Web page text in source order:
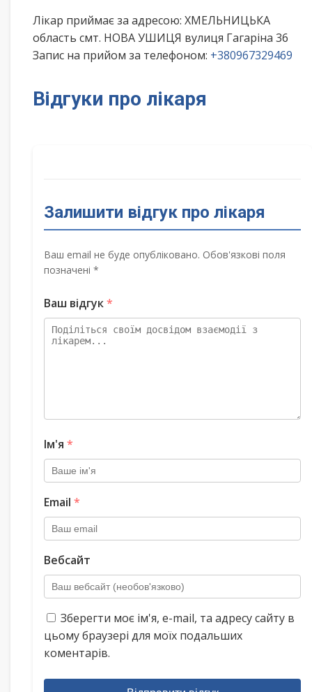
Лікар приймає за адресою: ХМЕЛЬНИЦЬКА
область смт. НОВА УШИЦЯ вулиця Гагаріна 36
Запис на прийом за телефоном: +380967329469
Відгуки про лікаря
Залишити відгук про лікаря
Ваш email не буде опубліковано. Обов'язкові поля
позначені *
Ваш відгук*
Ім'я *
Email *
Вебсайт
Зберегти моє ім'я, e-mail, та адресу сайту в
цьому браузері для моїх подальших
коментарів.